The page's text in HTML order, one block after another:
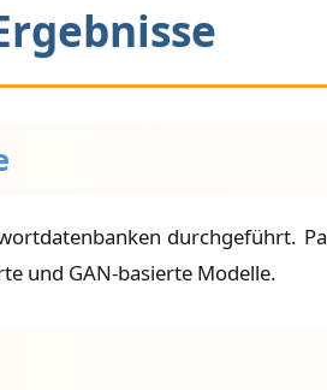
durchgeführt.
und GAN-basierte Modelle.